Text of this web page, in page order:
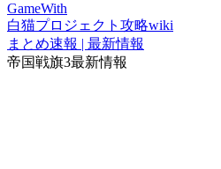
GameWith
白猫プロジェクト攻略wiki
まとめ速報 | 最新情報
帝国戦旗3最新情報